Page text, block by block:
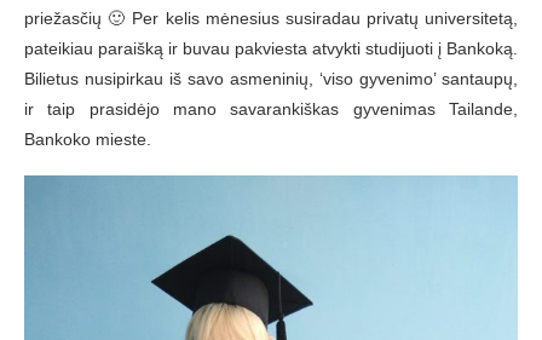
priežasčių 🙂 Per kelis mėnesius susiradau privatų universitetą,
pateikiau paraišką ir buvau pakviesta atvykti studijuoti į Bankoką.
Bilietus nusipirkau iš savo asmeninių, ‘viso gyvenimo’ santaupų,
ir taip prasidėjo mano savarankiškas gyvenimas Tailande,
Bankoko mieste.